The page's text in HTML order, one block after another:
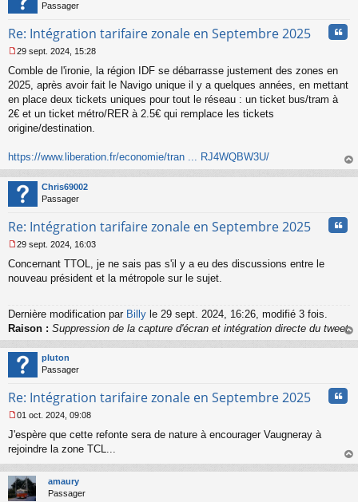
Passager
Re: Intégration tarifaire zonale en Septembre 2025
e
s
s
a
g
e
o
n
l
u
29 sept. 2024, 15:28
Comble de l'ironie, la région IDF se débarrasse justement des zones en
2025, après avoir fait le Navigo unique il y a quelques années, en mettant
en place deux tickets uniques pour tout le réseau : un ticket bus/tram à
2€ et un ticket métro/RER à 2.5€ qui remplace les tickets
origine/destination.
https://www.liberation.fr/economie/tran ... RJ4WQBW3U/
au
Chris69002
Passager
Re: Intégration tarifaire zonale en Septembre 2025
e
s
g
e
o
n
29 sept. 2024, 16:03
Concernant TTOL, je ne sais pas s'il y a eu des discussions entre le
nouveau président et la métropole sur le sujet.
Dernière modification par Billy le 29 sept. 2024, 16:26, modifié 3 fois.
Raison : Suppression de la capture d'écran et intégration directe du tweet
au
pluton
Passager
Re: Intégration tarifaire zonale en Septembre 2025
e
s
a
g
e
01 oct. 2024, 09:08
J'espère que cette refonte sera de nature à encourager Vaugneray à
rejoindre la zone TCL...
au
amaury
Passager